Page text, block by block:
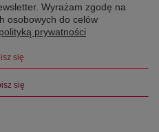
Wyrażam zgodę na
osobowych do celów
polityką prywatności
się
się